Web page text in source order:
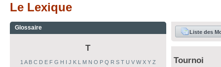
Le Lexique
Glossaire
T
1 A B C D E F G H J K M N O P Q R S T U V W X Y Z
Liste des
Tournoi